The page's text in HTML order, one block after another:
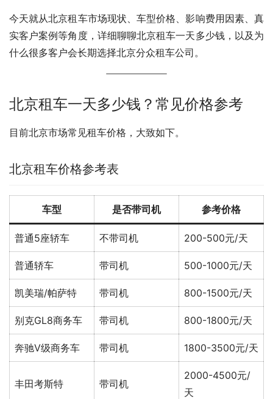
今天就从北京租车市场现状、车型价格、影响费用因素、真
实客户案例等角度，详细聊聊北京租车一天多少钱，以及为
什么很多客户会长期选择北京分众租车公司。
北京租车一天多少钱？常见价格参考
目前北京市场常见租车价格，大致如下。
北京租车价格参考表
车型 是否带司机 参考价格
普通5座轿车 不带司机 200-500元/天
普通轿车 带司机 500-1000元/天
凯美瑞/帕萨特 带司机 800-1500元/天
别克GL8商务车 带司机 800-1800元/天
奔驰V级商务车 带司机 1800-3500元/天
丰田考斯特 带司机
2000-4500元/
天